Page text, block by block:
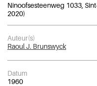
Ninoofsesteenweg 1033,
2020)
Auteur(s)
Raoul J. Brunswyck
Datum
1960